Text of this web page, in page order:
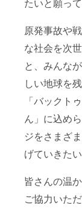
原発事故や
な社会を次
と、みんな
しい地球を
「バックト
ん」に込め
ジをさまざ
げていきた
皆さんの温
ご協力いた